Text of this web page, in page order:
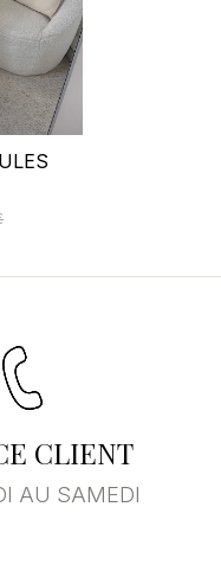
CLIENT
AU SAMEDI